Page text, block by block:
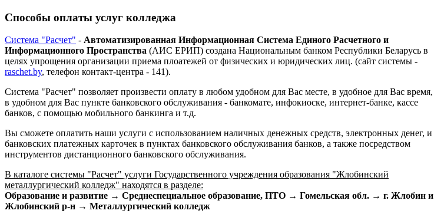
Способы оплаты услуг колледжа
Система "Расчет" - Автоматизированная Информационная Система Единого Расчетного и
Информационного Пространства (АИС ЕРИП) создана Национальным банком Республики Беларусь в
целях упрощения организации приема плоатежей от физических и юридических лиц. (сайт системы -
raschet.by, телефон контакт-центра - 141).
Система "Расчет" позволяет произвести оплату в любом удобном для Вас месте, в удобное для Вас время,
в удобном для Вас пункте банковского обслуживания - банкомате, инфокиоске, интернет-банке, кассе
банков, с помощью мобильного банкинга и т.д.
Вы сможете оплатить наши услуги с использованием наличных денежных средств, электронных денег, и
банковских платежных карточек в пунктах банковского обслуживания банков, а также посредством
инструментов дистанционного банковского обслуживания.
В каталоге системы "Расчет" услуги Государственного учреждения образования "Жлобинский
металлургический колледж" находятся в разделе:
Образование и развитие → Среднеспециальное образование, ПТО → Гомельская обл. → г. Жлобин и
Жлобинский р-н → Металлургический колледж